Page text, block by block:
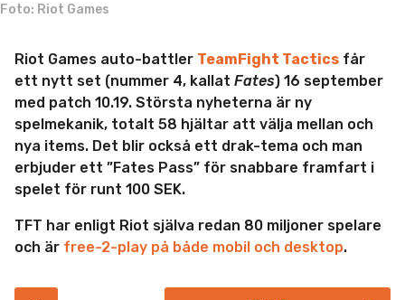
Foto: Riot Games
Riot Games auto-battler TeamFight Tactics får
ett nytt set (nummer 4, kallat Fates) 16 september
med patch 10.19. Största nyheterna är ny
spelmekanik, totalt 58 hjältar att välja mellan och
nya items. Det blir också ett drak-tema och man
erbjuder ett ”Fates Pass” för snabbare framfart i
spelet för runt 100 SEK.
TFT har enligt Riot själva redan 80 miljoner spelare
och är free-2-play på både mobil och desktop.